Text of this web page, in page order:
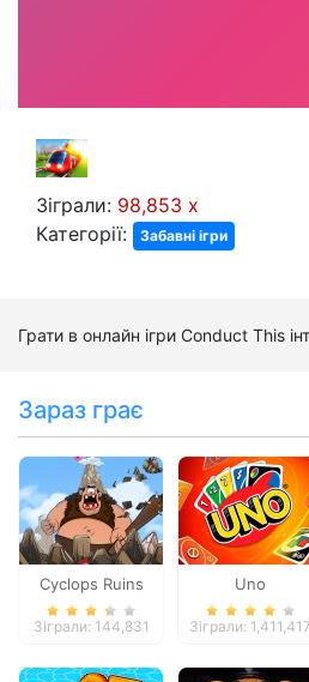
Зіграли: 98,853 x
Категорії:
Забавні ігри
Грати в онлайн ігри Conduct This
Зараз грає
Cyclops Ruins
Зіграли: 144,831
Uno
Зіграли: 1,411,417